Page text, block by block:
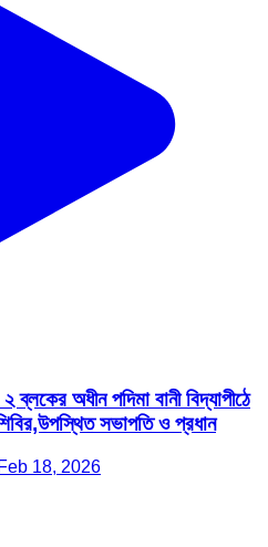
অধীন পদিমা বানী বিদ্যাপীঠে
সভাপতি ও প্রধান
18, 2026